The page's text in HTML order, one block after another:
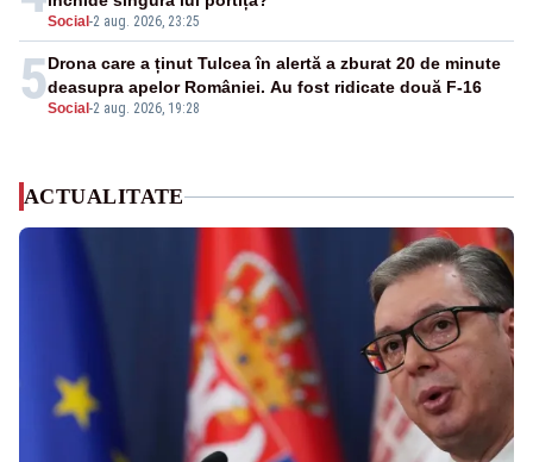
Social -2 aug. 2026, 23:25
5Social -2 aug. 2026, 19:28
Drona care a ținut Tulcea în alertă a zburat 20 de minute
deasupra apelor României. Au fost ridicate două F-16
ACTUALITATE